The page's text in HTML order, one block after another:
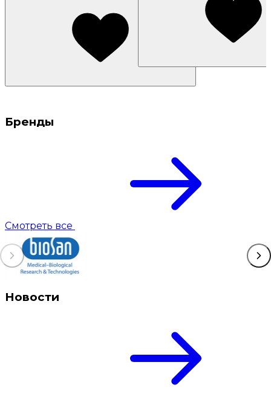
Бренды
Смотреть все
Новости